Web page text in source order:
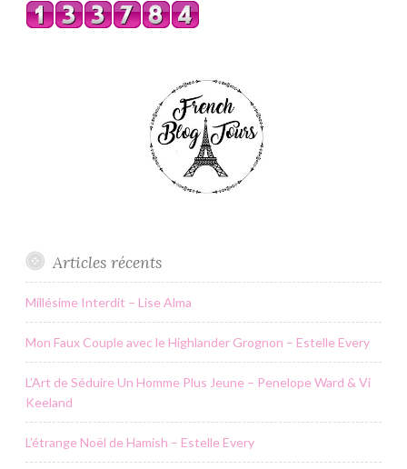
Articles récents
Millésime Interdit – Lise Alma
Mon Faux Couple avec le Highlander Grognon – Estelle Every
L’Art de Séduire Un Homme Plus Jeune – Penelope Ward & Vi
Keeland
L’étrange Noël de Hamish – Estelle Every